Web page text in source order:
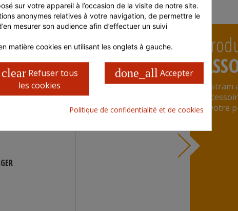
Distram
à votre
sur votre appareil à l’occasion de la visite de notre site.
anonymes relatives à votre navigation, de permettre le
mesurer son audience afin d’effectuer un suivi
matière cookies en utilisant les onglets à gauche.
done_all Accepter
clear Refuser tous
les cookies
Politique de confidentialité et de cookies